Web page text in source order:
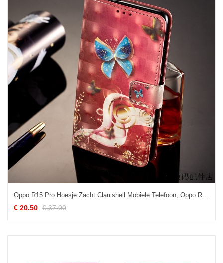
Oppo R15 Pro Hoesje Zacht Clamshell Mobiele Telefoon, Oppo R15 Pro Hoesje Rood Siliconen
€ 20.50 € 37.00